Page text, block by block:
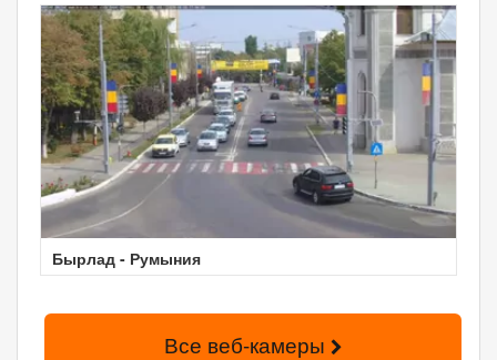
Бырлад - Румыния
Все веб-камеры